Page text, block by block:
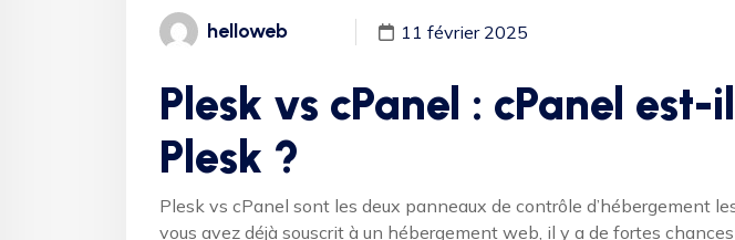
helloweb 11 février 2025
Plesk vs cPanel : cPanel
Plesk ?
Plesk vs cPanel sont les deux panneaux de contrôle d’hébergement
vous avez déjà souscrit à un hébergement web, il y a de fortes